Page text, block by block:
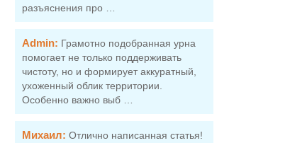
разъяснения про …
Admin: Грамотно подобранная урна
помогает не только поддерживать
чистоту, но и формирует аккуратный,
ухоженный облик территории.
Особенно важно выб …
Михаил: Отлично написанная статья!